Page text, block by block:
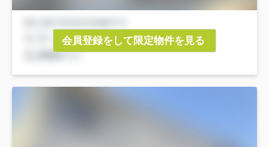
会員登録をして限定物件を見る